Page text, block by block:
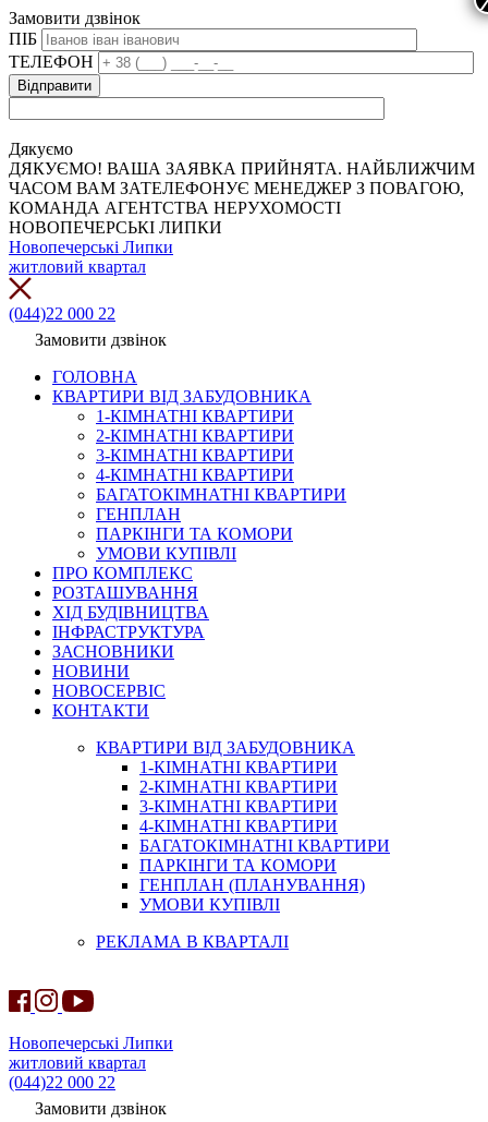
Замовити дзвінок
ПІБ
ТЕЛЕФОН
Дякуємо
ДЯКУЄМО! ВАША ЗАЯВКА ПРИЙНЯТА. НАЙБЛИЖЧИМ
ЧАСОМ ВАМ ЗАТЕЛЕФОНУЄ МЕНЕДЖЕР З ПОВАГОЮ,
КОМАНДА АГЕНТСТВА НЕРУХОМОСТІ
НОВОПЕЧЕРСЬКІ ЛИПКИ
Новопечерські Липки
житловий квартал
(044)22 000 22
Замовити дзвінок
ГОЛОВНА
КВАРТИРИ ВІД ЗАБУДОВНИКА
1-КІМНАТНІ КВАРТИРИ
2-КІМНАТНІ КВАРТИРИ
3-КІМНАТНІ КВАРТИРИ
4-КІМНАТНІ КВАРТИРИ
БАГАТОКІМНАТНІ КВАРТИРИ
ГЕНПЛАН
ПАРКІНГИ ТА КОМОРИ
УМОВИ КУПІВЛІ
ПРО КОМПЛЕКС
РОЗТАШУВАННЯ
ХІД БУДІВНИЦТВА
ІНФРАСТРУКТУРА
ЗАСНОВНИКИ
НОВИНИ
НОВОСЕРВІС
КОНТАКТИ
КВАРТИРИ ВІД ЗАБУДОВНИКА
1-КІМНАТНІ КВАРТИРИ
2-КІМНАТНІ КВАРТИРИ
3-КІМНАТНІ КВАРТИРИ
4-КІМНАТНІ КВАРТИРИ
БАГАТОКІМНАТНІ КВАРТИРИ
ПАРКІНГИ ТА КОМОРИ
ГЕНПЛАН (ПЛАНУВАННЯ)
УМОВИ КУПІВЛІ
РЕКЛАМА В КВАРТАЛІ
Новопечерські Липки
житловий квартал
(044)22 000 22
Замовити дзвінок